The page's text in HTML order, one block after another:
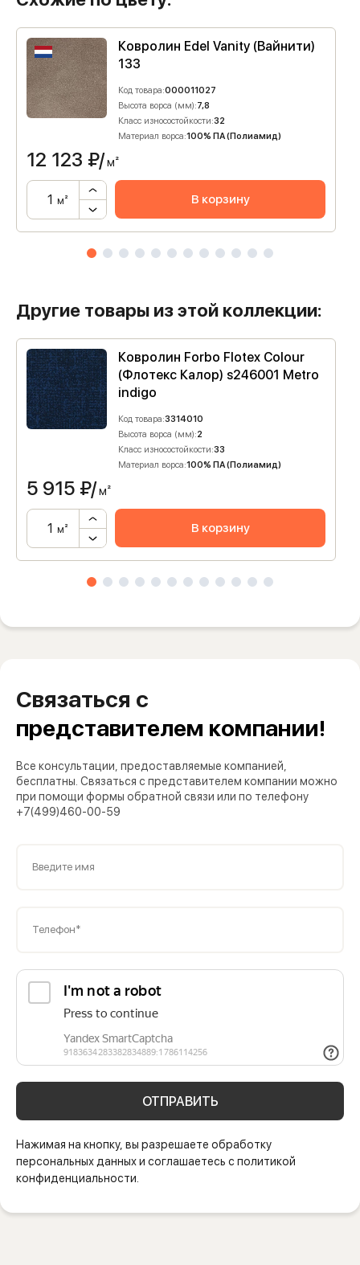
Ковролин Edel Vanity (Вайнити)
133
Код товара:000011027
Высота ворса (мм):7,8
Класс износостойкости:32
Материал ворса:100% ПА (Полиамид)
12 123 ₽/м²
м² В корзину
Другие товары из этой коллекции:
Ковролин Forbo Flotex Colour
(Флотекс Калор) s246001 Metro
indigo
Код товара:3314010
Высота ворса (мм):2
Класс износостойкости:33
Материал ворса:100% ПА (Полиамид)
5 915 ₽/м²
м² В корзину
Связаться с
представителем компании!
Все консультации, предоставляемые компанией,
бесплатны. Связаться с представителем компании можно
при помощи формы обратной связи или по телефону
+7(499)460-00-59
Введите имя
Телефон*
ОТПРАВИТЬ
Нажимая на кнопку, вы разрешаете обработку
персональных данных и соглашаетесь с политикой
конфиденциальности.